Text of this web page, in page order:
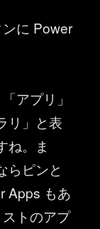
ンに Power
アプリ」
リ」と表
ね。ま
らピンと
Apps もあ
トのアプ